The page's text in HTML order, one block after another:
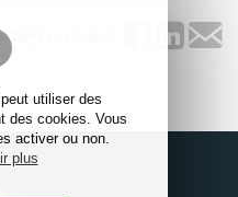
utiliser des
des cookies. Vous
activer ou non.
plus
ce projet !